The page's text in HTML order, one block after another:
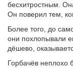
бесхитростным.
Он поверил тем,
Более того, до
они похлопывали
дёшево,
Горбачёв неплохо